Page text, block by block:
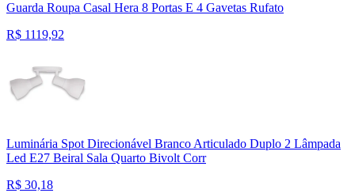
Guarda Roupa Casal Hera 8 Portas E 4 Gavetas Rufato
R$ 1119,92
Luminária Spot Direcionável Branco Articulado Duplo 2 Lâmpada
Led E27 Beiral Sala Quarto Bivolt Corr
R$ 30,18